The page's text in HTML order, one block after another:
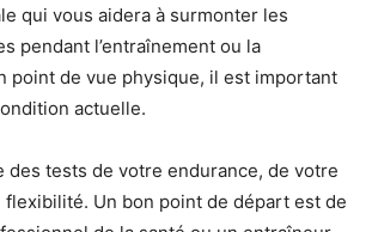
qui vous aidera à surmonter les
pendant l’entraînement ou la
point de vue physique, il est important
actuelle.
des tests de votre endurance, de votre
Un bon point de départ est de